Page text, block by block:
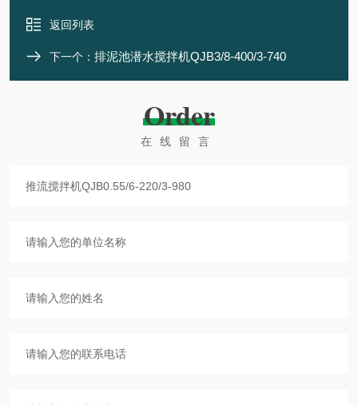
返回列表
下一个： 排泥池潜水搅拌机QJB3/8-400/3-740
Order
在线留言